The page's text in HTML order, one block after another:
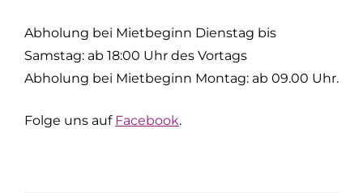
Abholung bei Mietbeginn Dienstag bis
Samstag: ab 18:00 Uhr des Vortags
Abholung bei Mietbeginn Montag: ab 09.00 Uhr.
Folge uns auf Facebook.